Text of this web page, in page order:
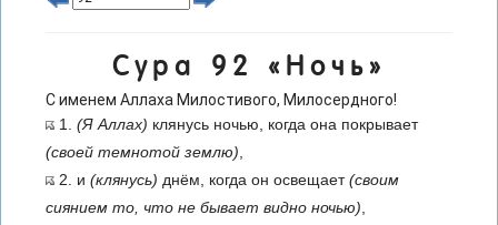
Сура 92 «Ночь»
С именем Аллаха Милостивого, Милосердного!
1. (Я Аллах) клянусь ночью, когда она покрывает
(своей темнотой землю)
2. и (клянусь) днём, когда он освещает(своим
сиянием то, что не бывает видно ночью)